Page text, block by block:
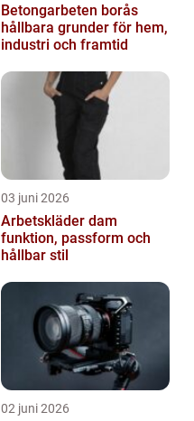
Betongarbeten borås
hållbara grunder för hem,
industri och framtid
03 juni 2026
Arbetskläder dam
funktion, passform och
hållbar stil
02 juni 2026